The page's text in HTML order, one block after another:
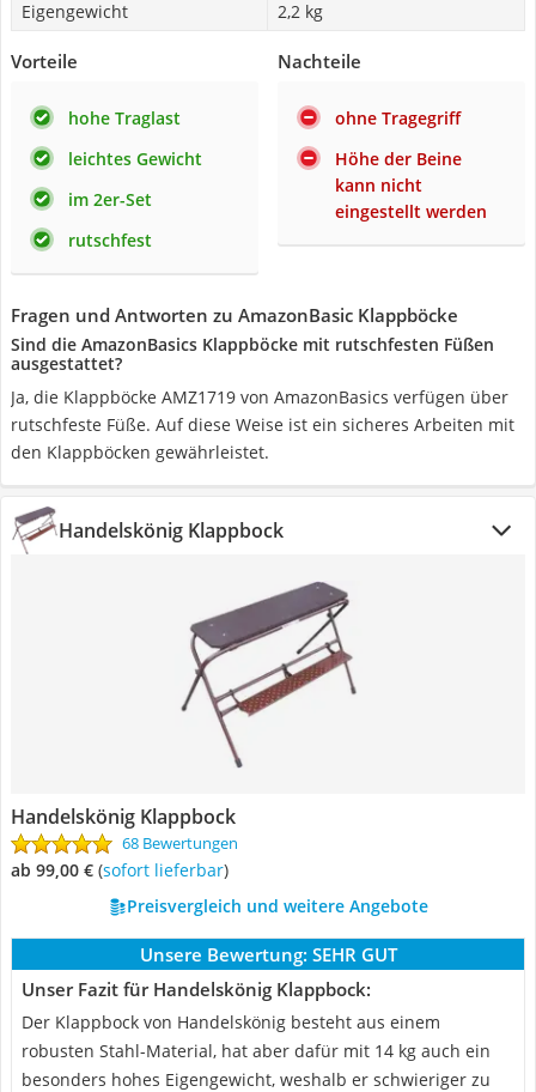
Eigengewicht
2,2 kg
Vorteile
hohe Traglast
leichtes Gewicht
im 2er-Set
rutschfest
Nachteile
ohne Tragegriff
Höhe der Beine
kann nicht
eingestellt werden
Fragen und Antworten zu AmazonBasic Klappböcke
Sind die AmazonBasics Klappböcke mit rutschfesten Füßen
ausgestattet?
Ja, die Klappböcke AMZ1719 von AmazonBasics verfügen über
rutschfeste Füße. Auf diese Weise ist ein sicheres Arbeiten mit
den Klappböcken gewährleistet.
Handelskönig Klappbock
Handelskönig Klappbock
68 Bewertungen
ab 99,00 € ( Sofort lieferbar)
Preisvergleich und weitere Angebote
Unsere Bewertung: SEHR GUT
Unser Fazit für Handelskönig Klappbock:
Der Klappbock von Handelskönig besteht aus einem
robusten Stahl-Material, hat aber dafür mit 14 kg auch ein
besonders hohes Eigengewicht, weshalb er schwieriger zu